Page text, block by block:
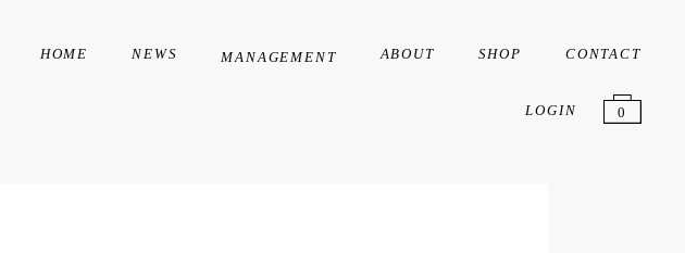
HOME NEWS MANAGEMENT ABOUT SHOP CONTACT
LOGIN 0